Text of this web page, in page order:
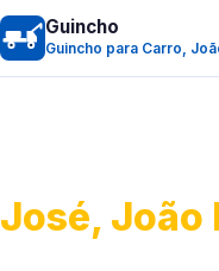
Guincho
Guincho para Carro,
José, João